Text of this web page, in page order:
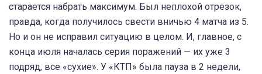
старается набрать максимум. Был неплохой отрезок,
правда, когда получилось свести вничью 4 матча из 5.
Но и он не исправил ситуацию в целом. И, главное, с
конца июля началась серия поражений — их уже 3
подряд, все «сухие». У «КТП» была пауза в 2 недели,